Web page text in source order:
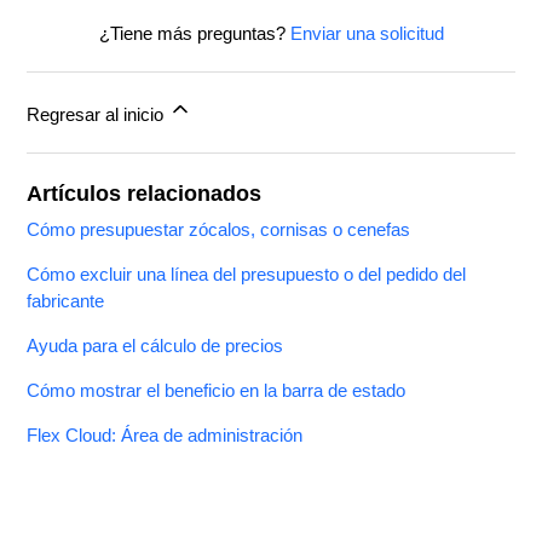
¿Tiene más preguntas? Enviar una solicitud
Regresar al inicio
Artículos relacionados
Cómo presupuestar zócalos, cornisas o cenefas
Cómo excluir una línea del presupuesto o del pedido del
fabricante
Ayuda para el cálculo de precios
Cómo mostrar el beneficio en la barra de estado
Flex Cloud: Área de administración